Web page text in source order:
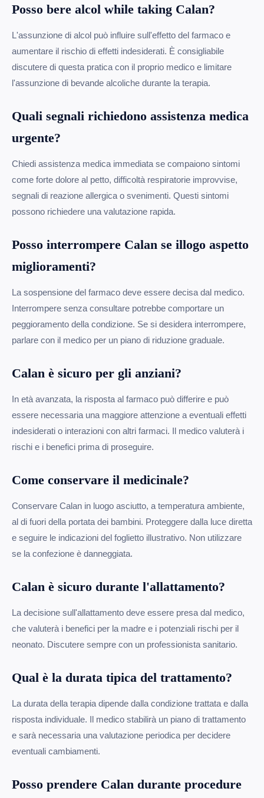
Posso bere alcol while taking Calan?
L'assunzione di alcol può influire sull'effetto del farmaco e
aumentare il rischio di effetti indesiderati. È consigliabile
discutere di questa pratica con il proprio medico e limitare
l'assunzione di bevande alcoliche durante la terapia.
Quali segnali richiedono assistenza medica
urgente?
Chiedi assistenza medica immediata se compaiono sintomi
come forte dolore al petto, difficoltà respiratorie improvvise,
segnali di reazione allergica o svenimenti. Questi sintomi
possono richiedere una valutazione rapida.
Posso interrompere Calan se illogo aspetto
miglioramenti?
La sospensione del farmaco deve essere decisa dal medico.
Interrompere senza consultare potrebbe comportare un
peggioramento della condizione. Se si desidera interrompere,
parlare con il medico per un piano di riduzione graduale.
Calan è sicuro per gli anziani?
In età avanzata, la risposta al farmaco può differire e può
essere necessaria una maggiore attenzione a eventuali effetti
indesiderati o interazioni con altri farmaci. Il medico valuterà i
rischi e i benefici prima di proseguire.
Come conservare il medicinale?
Conservare Calan in luogo asciutto, a temperatura ambiente,
al di fuori della portata dei bambini. Proteggere dalla luce diretta
e seguire le indicazioni del foglietto illustrativo. Non utilizzare
se la confezione è danneggiata.
Calan è sicuro durante l'allattamento?
La decisione sull'allattamento deve essere presa dal medico,
che valuterà i benefici per la madre e i potenziali rischi per il
neonato. Discutere sempre con un professionista sanitario.
Qual è la durata tipica del trattamento?
La durata della terapia dipende dalla condizione trattata e dalla
risposta individuale. Il medico stabilirà un piano di trattamento
e sarà necessaria una valutazione periodica per decidere
eventuali cambiamenti.
Posso prendere Calan durante procedure